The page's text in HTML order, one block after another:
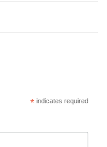
*indicates required